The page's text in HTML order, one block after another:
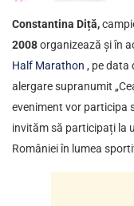
Constantina Diță,
2008organizează și în
Half Marathon , pe data
alergare supranumit
eveniment vor participa
invităm să participați la
României în lumea